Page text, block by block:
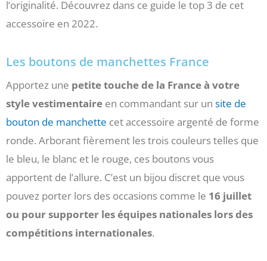
l’originalité. Découvrez dans ce guide le top 3 de cet
accessoire en 2022.
Les boutons de manchettes France
Apportez une petite touche de la France à votre
style vestimentaire en commandant sur un site de
bouton de manchette cet accessoire argenté de forme
ronde. Arborant fièrement les trois couleurs telles que
le bleu, le blanc et le rouge, ces boutons vous
apportent de l’allure. C’est un bijou discret que vous
pouvez porter lors des occasions comme le 16 juillet
ou pour supporter les équipes nationales lors des
compétitions internationales.